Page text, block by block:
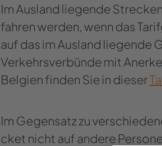
Im Aus­land lie­gen­de
fah­ren wer­den, wenn das
auf das im Aus­land
Ver­kehrs­ver­bün­de mit
Bel­gi­en fin­den Sie in die­ser
Im Ge­gen­satz zu
cket nicht auf an­de­re